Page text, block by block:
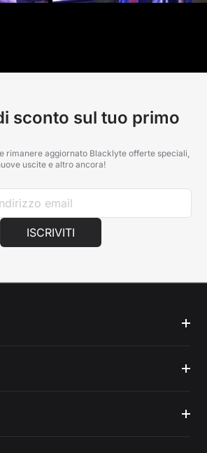
sconto sul tuo primo
rimanere aggiornato Blacklyte offerte speciali,
uscite e altro ancora!
ISCRIVITI